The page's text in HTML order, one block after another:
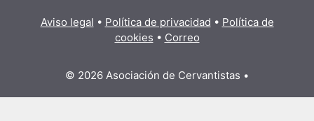
Aviso legal • Política de privacidad • Política de
cookies • Correo
© 2026 Asociación de Cervantistas •